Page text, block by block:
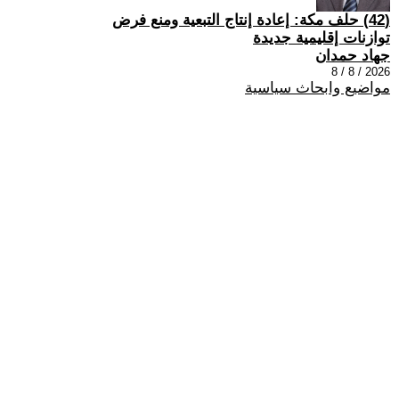
(42) حلف مكة: إعادة إنتاج التبعية ومنع فرض
توازنات إقليمية جديدة
جهاد حمدان
2026 / 8 / 8
مواضيع وابحاث سياسية